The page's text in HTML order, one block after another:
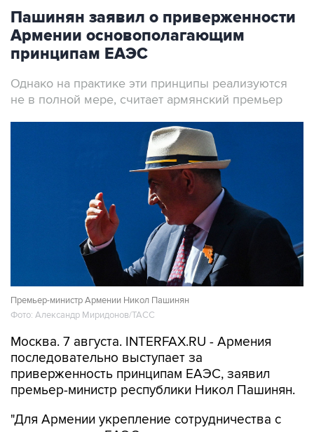
Пашинян заявил о приверженности
Армении основополагающим
принципам ЕАЭС
Однако на практике эти принципы реализуются
не в полной мере, считает армянский премьер
Премьер-министр Армении Никол Пашинян
Фото: Александр Миридонов/ТАСС
Москва. 7 августа. INTERFAX.RU - Армения
последовательно выступает за
приверженность принципам ЕАЭС, заявил
премьер-министр республики Никол Пашинян.
"Для Армении укрепление сотрудничества с